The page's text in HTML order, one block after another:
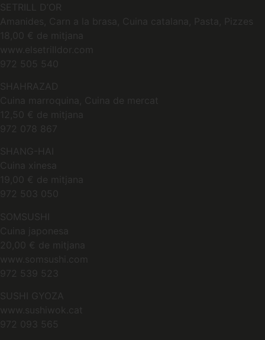
SETRILL D’OR
Amanides, Carn a la brasa, Cuina catalana, Pasta, Pizzes
18,00 € de mitjana
www.elsetrilldor.com
972 505 540
SHAHRAZAD
Cuina marroquina, Cuina de mercat
12,50 € de mitjana
972 078 867
SHANG-HAI
Cuina xinesa
19,00 € de mitjana
972 503 050
SOMSUSHI
Cuina japonesa
20,00 € de mitjana
www.somsushi.com
972 539 523
SUSHI GYOZA
www.sushiwok.cat
972 093 565